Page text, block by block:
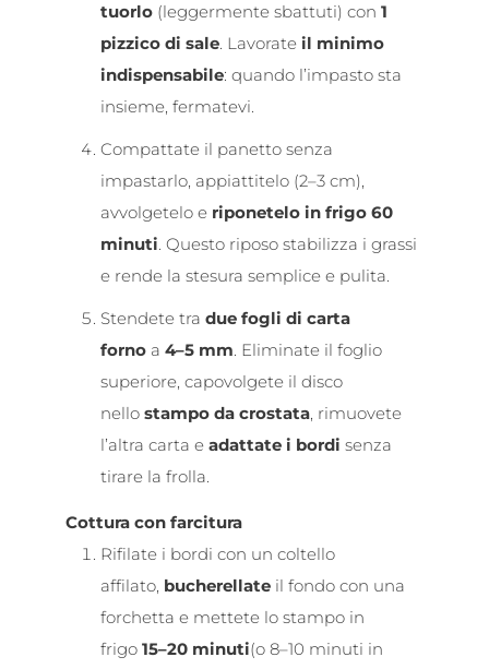
tuorlo (leggermente sbattuti) con 1
pizzico di sale. Lavorate il minimo
indispensabile: quando l’impasto sta
insieme, fermatevi.
Compattate il panetto senza
impastarlo, appiattitelo (2–3 cm),
avvolgetelo e riponetelo in frigo 60
minuti. Questo riposo stabilizza i grassi
e rende la stesura semplice e pulita.
Stendete tra due fogli di carta
forno a 4–5 mm. Eliminate il foglio
superiore, capovolgete il disco
nello stampo da crostata, rimuovete
l’altra carta e adattate i bordi senza
tirare la frolla.
Cottura con farcitura
Rifilate i bordi con un coltello
affilato, bucherellate il fondo con una
forchetta e mettete lo stampo in
frigo 15–20 minuti(o 8–10 minuti in